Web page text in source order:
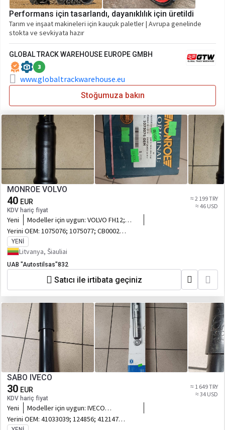
Performans için tasarlandı, dayanıklılık için üretildi
Tarım ve inşaat makineleri için kauçuk paletler | Avrupa genelinde
stokta ve sevkiyata hazır
GLOBAL TRACK WAREHOUSE EUROPE GMBH
3
www.globaltrackwarehouse.eu
Stoğumuza bakın
MONROE VOLVO
40 EUR
KDV hariç fiyat
≈ 2 199 TRY
≈ 46 USD
Yeni Modeller için uygun: VOLVO FH12;
FH16 7 VNT
Yerini OEM: 1075076; 1075077; CB0002;
316372; 14322700; FE21806
YENI
Litvanya, Šiauliai
UAB "Autostilsas"832
Satıcı ile irtibata geçiniz
SABO IVECO
30 EUR
KDV hariç fiyat
≈ 1 649 TRY
≈ 34 USD
Yeni Modeller için uygun: IVECO
EUROSTAR; EUROTECH MH; EUROTECH
Yerini OEM: 41033039; 124856; 41214700;
131377; 1443696; JHZ5008;